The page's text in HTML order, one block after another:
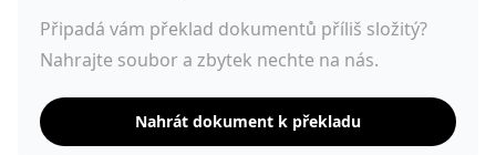
Připadá vám překlad dokumentů příliš složitý?
Nahrajte soubor a zbytek nechte na nás.
Nahrát dokument k překladu